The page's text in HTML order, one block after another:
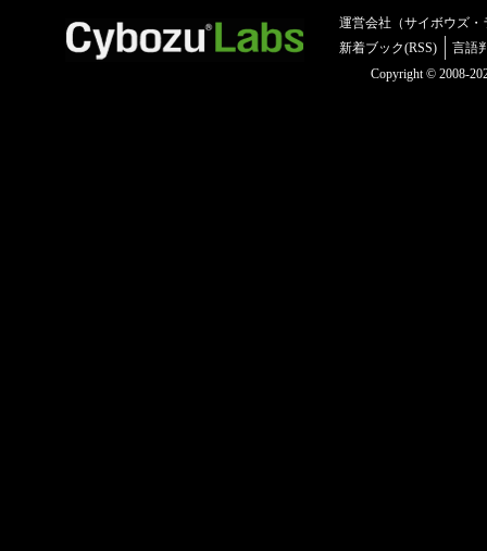
運営会社（サイボウズ・
新着ブック(RSS)
言語
Copyright © 2008-